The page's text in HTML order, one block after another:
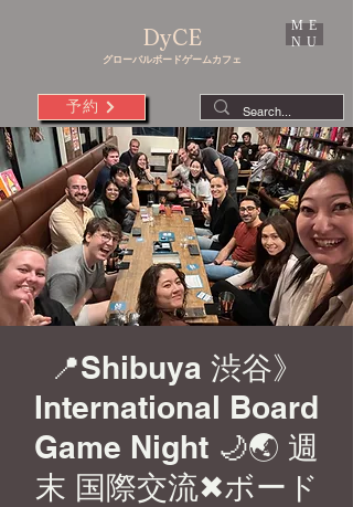
DyCE
グローバルボードゲームカフェ
予約
ME
NU
📍Shibuya 渋谷》
International Board
Game Night 🌙🌏 週
末 国際交流✖︎ボード